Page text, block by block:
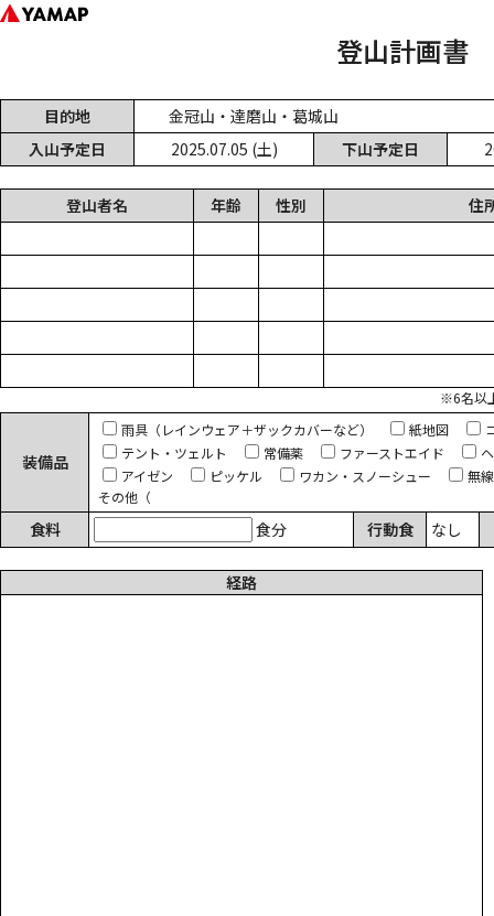
登山計画書
目的地
金冠山・達磨山・葛城山
入山予定日
2025.07.05 (土) 下山予定日
登山者名 年齢 性別 住
※6名以
装備品
雨具（レインウェア＋ザックカバーなど） 紙地図
テント・ツェルト
常備薬 ファーストエイド
アイゼン
ピッケル ワカン・スノーシュー
無
その他
食料 食分 行動食 なし
経路